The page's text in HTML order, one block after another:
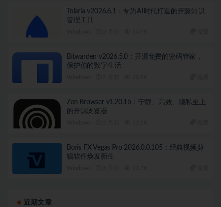
Tolaria v2026.6.1：专为AI时代打造的开源知识
管理工具
Bitwarden v2026.5.0：开源免费的密码管家，
保护你的数字生活
Zen Browser v1.20.1b：宁静、高效、隐私至上
的开源浏览器
Boris FX Vegas Pro 2026.0.0.105：经典视频剪
辑软件焕发新生
近期文章